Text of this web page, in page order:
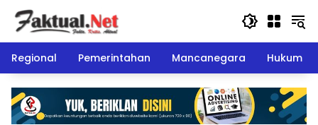
Langsung
konten
Regional
Pemerintahan Mancanegara Hukum